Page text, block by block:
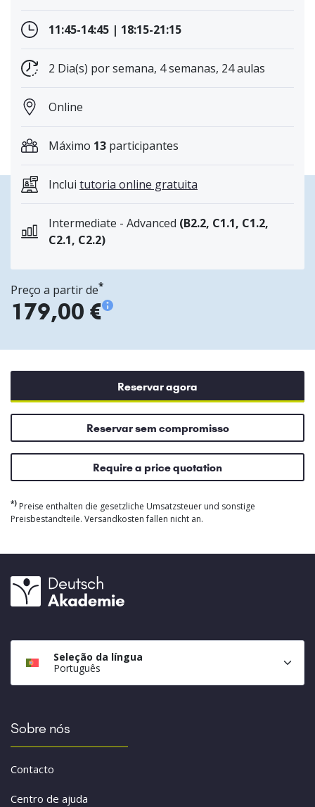
11:45-14:45 | 18:15-21:15
2 Dia(s) por semana, 4 semanas, 24 aulas
Online
Máximo 13 participantes
Inclui tutoria online gratuita
Intermediate - Advanced (B2.2, C1.1, C1.2,
C2.1, C2.2)
Preço a partir de*
179,00 €
Reservar agora
Reservar sem compromisso
Require a price quotation
*) Preise enthalten die gesetzliche Umsatzsteuer und sonstige
Preisbestandteile. Versandkosten fallen nicht an.
Seleção da língua
Português
Sobre nós
Contacto
Centro de ajuda